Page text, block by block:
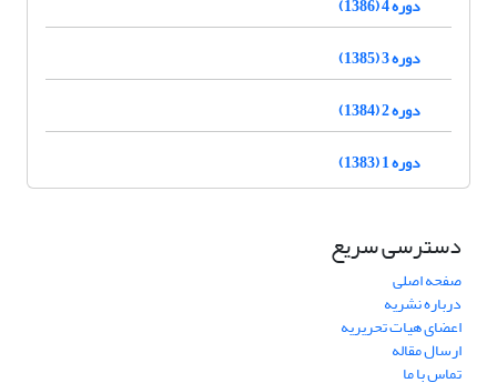
دوره 3 (1385)
دوره 2 (1384)
دوره 1 (1383)
دسترسی سریع
صفحه اصلی
درباره نشریه
اعضای هیات تحریریه
ارسال مقاله
تماس با ما